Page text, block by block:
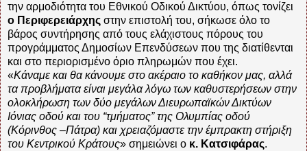
την αρμοδιότητα του Εθνικού Οδικού Δικτύου, όπως τονίζει
ο Περιφερειάρχης στην επιστολή του, σήκωσε όλο το
βάρος συντήρησης από τους ελάχιστους πόρους του
προγράμματος Δημοσίων Επενδύσεων που της διατίθενται
και στο περιορισμένο όριο πληρωμών που έχει.
«Κάναμε και θα κάνουμε στο ακέραιο το καθήκον μας, αλλά
τα προβλήματα είναι μεγάλα λόγω των καθυστερήσεων στην
ολοκλήρωση των δύο μεγάλων Διευρωπαϊκών Δικτύων
Ιόνιας οδού και του “τμήματος” της Ολυμπίας οδού
(Κόρινθος –Πάτρα) και χρειαζόμαστε την έμπρακτη στήριξη
του Κεντρικού Κράτους» σημειώνει ο κ. Κατσιφάρας.